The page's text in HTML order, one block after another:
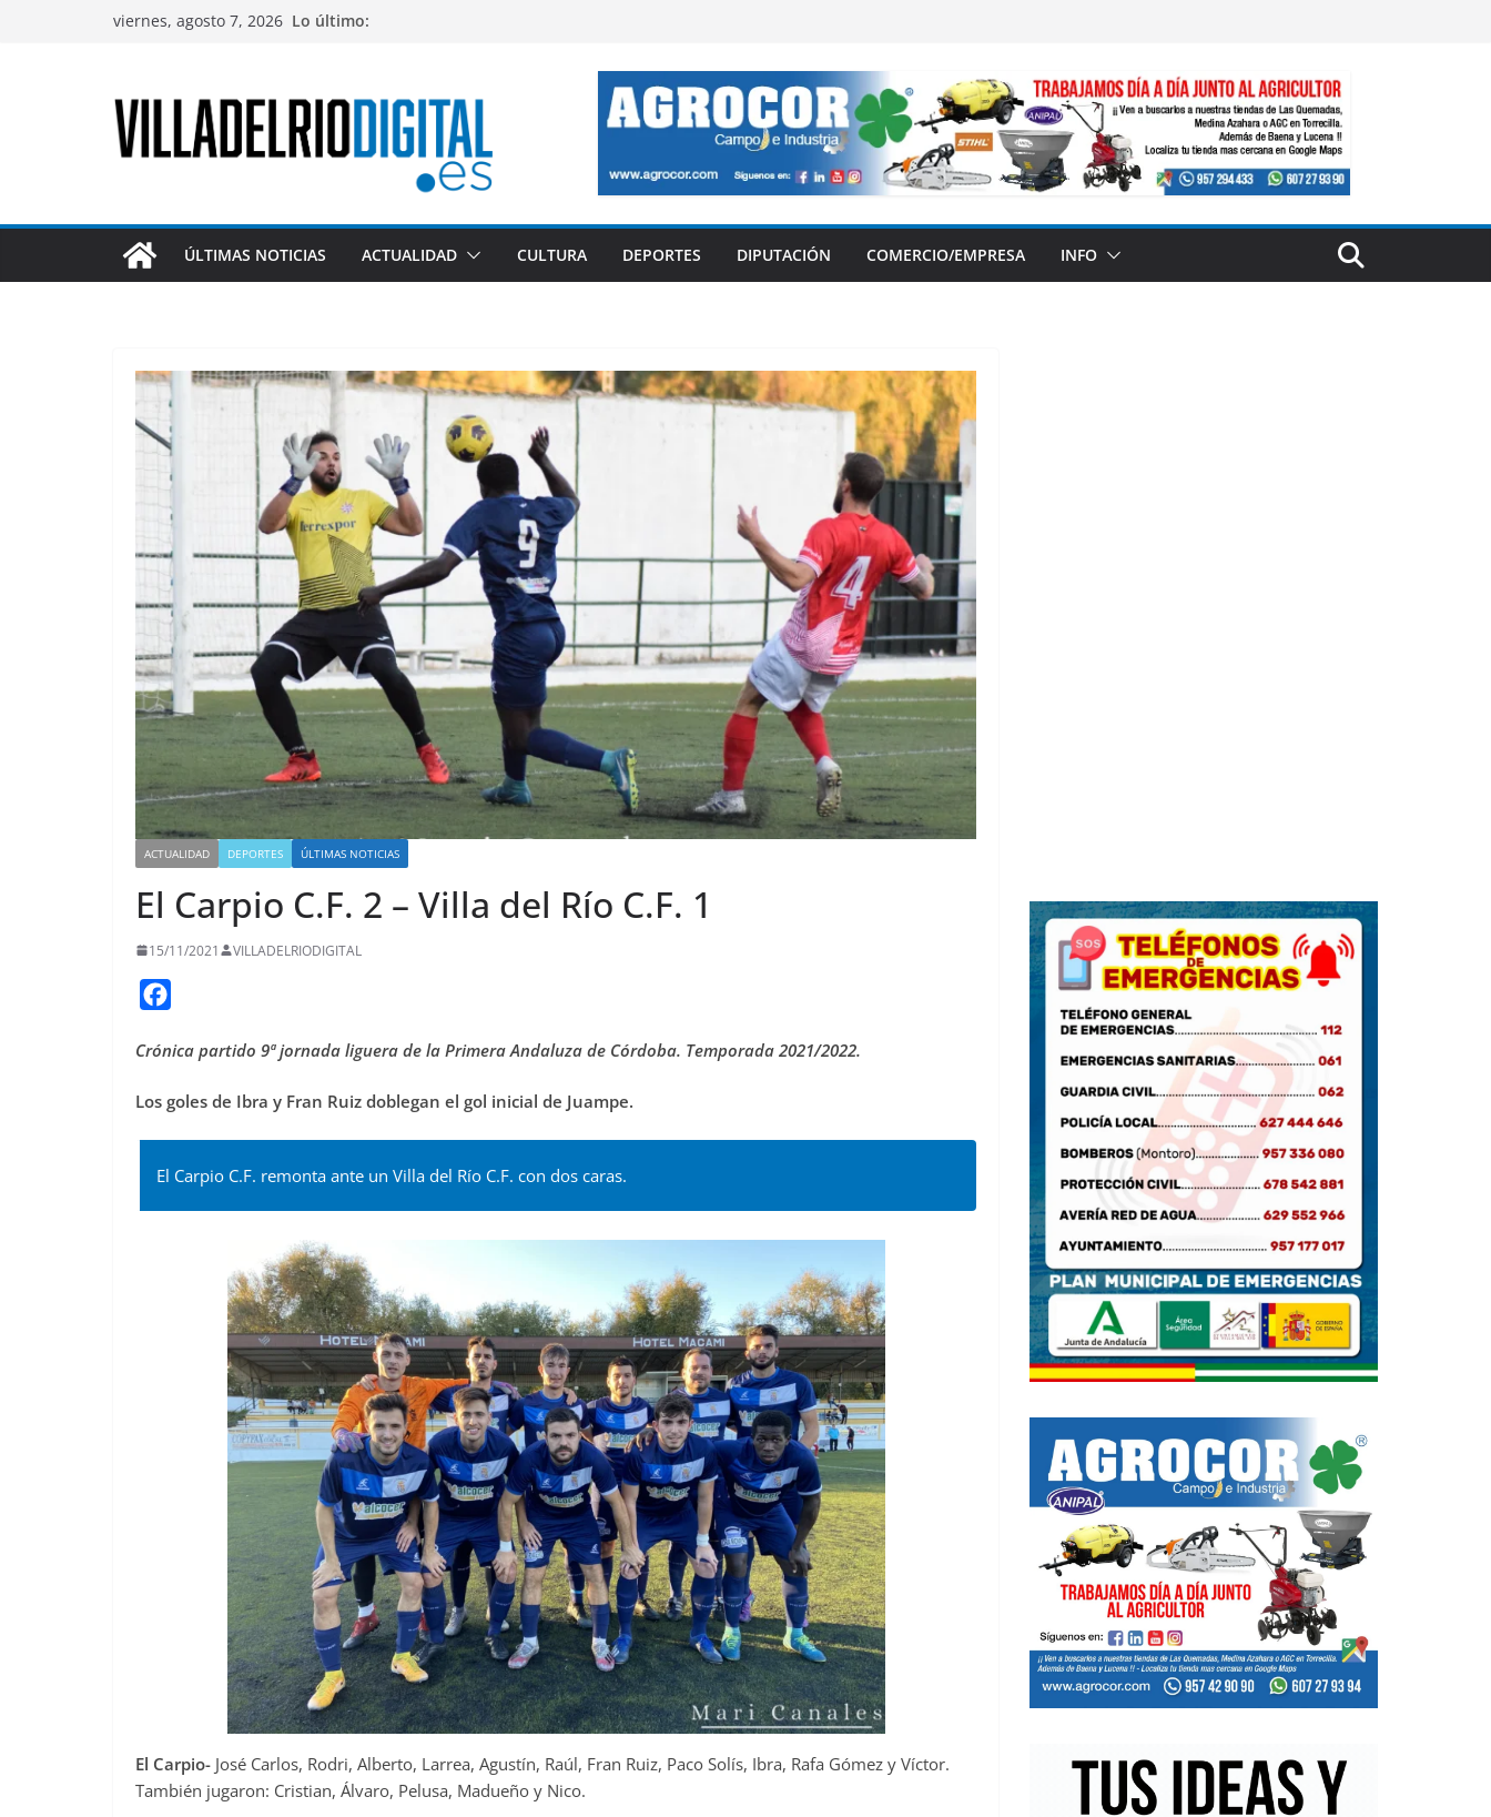
viernes, agosto 7, 2026 Lo último:
ÚLTIMAS NOTICIAS ACTUALIDAD CULTURA DEPORTES DIPUTACIÓN COMERCIO/EMPRESA INFO
ACTUALIDAD DEPORTES ÚLTIMAS NOTICIAS
El Carpio C.F. 2 – Villa del Río C.F. 1
15/11/2021 VILLADELRIODIGITAL
c
b
o
k
Crónica partido 9ª jornada liguera de la Primera Andaluza de Córdoba. Temporada 2021/2022.
Los goles de Ibra y Fran Ruiz doblegan el gol inicial de Juampe.
El Carpio C.F. remonta ante un Villa del Río C.F. con dos caras.
El Carpio- José Carlos, Rodri, Alberto, Larrea, Agustín, Raúl, Fran Ruiz, Paco Solís, Ibra, Rafa Gómez y Víctor.
También jugaron: Cristian, Álvaro, Pelusa, Madueño y Nico.